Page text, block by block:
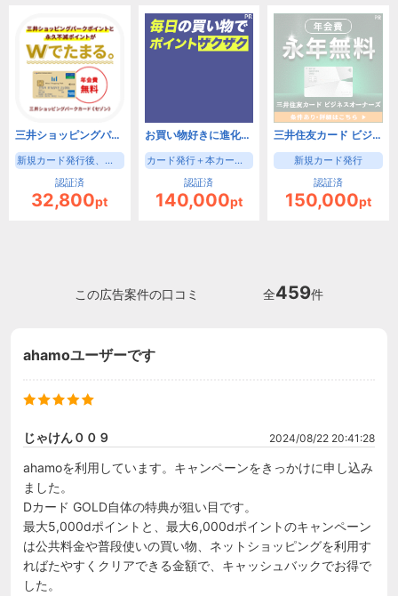
三井ショッピングパークカード《セゾン》（新規カード発行後、入会月の翌月末までに3000円(税込)の利用）【iOS・Android・PC】
新規カード発行後、入会月の翌月末までに3000円(税込)の利用
認証済
32,800pt
お買い物好きに進化したゴールドカード！三井住友カード ゴールド（NL）（家族カード発行）
カード発行＋本カード申込時家族カード申込で成果
認証済
140,000pt
三井住友カード ビジネスオーナーズ（カード発行）
新規カード発行
認証済
150,000pt
この広告案件の口コミ 全459件
ahamoユーザーです
じゃけん００９ 2024/08/22 20:41:28
ahamoを利用しています。キャンペーンをきっかけに申し込み
ました。
Dカード GOLD自体の特典が狙い目です。
最大5,000dポイントと、最大6,000dポイントのキャンペーン
は公共料金や普段使いの買い物、ネットショッピングを利用す
ればたやすくクリアできる金額で、キャッシュバックでお得で
した。